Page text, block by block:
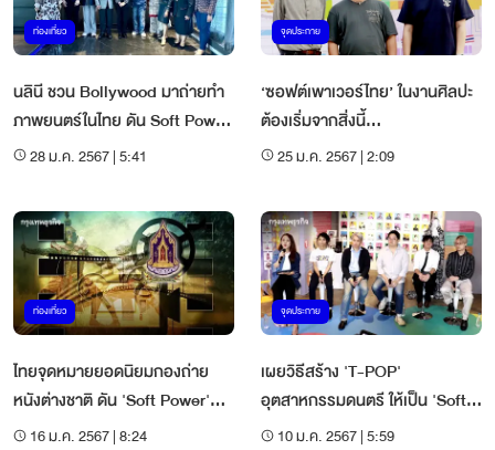
ท่องเที่ยว
นลินี ชวน Bollywood มาถ่ายทำ
ภาพยนตร์ในไทย ดัน Soft Power
ด้านอาหาร-ท่องเที่ยว
28 ม.ค. 2567 | 5:41
จุดประกาย
‘ซอฟต์เพาเวอร์ไทย’ ในงานศิลปะ
ต้องเริ่มจากสิ่งนี้...
25 ม.ค. 2567 | 2:09
ท่องเที่ยว
ไทยจุดหมายยอดนิยมกองถ่าย
หนังต่างชาติ ดัน 'Soft Power'
ภาพยนตร์ไทย ในเวทีโลก
16 ม.ค. 2567 | 8:24
จุดประกาย
เผยวิธีสร้าง 'T-POP'
อุตสาหกรรมดนตรี ให้เป็น 'Soft
Power' ไทย
10 ม.ค. 2567 | 5:59